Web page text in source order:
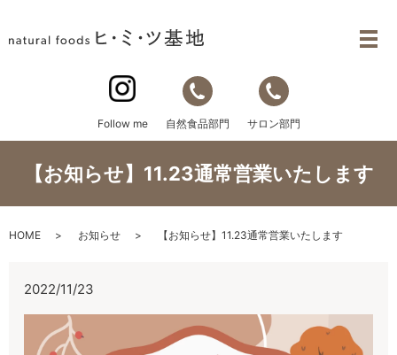
Follow me 自然食品部門 サロン部門
【お知らせ】11.23通常営業いたします
HOME お知らせ 【お知らせ】11.23通常営業いたします
2022/11/23